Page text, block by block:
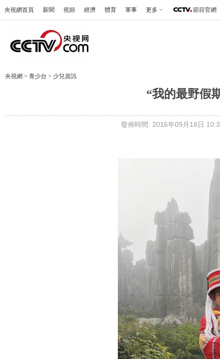
央視網首頁 新聞 視頻 經濟 體育 軍事 更多 節目官網
央視網 > 青少台 > 少兒資訊
“我的最野假
發佈時間: 2016年09月18日